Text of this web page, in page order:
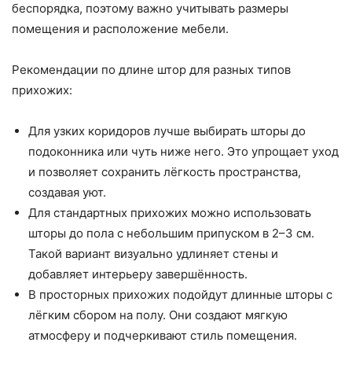
беспорядка, поэтому важно учитывать размеры
помещения и расположение мебели.
Рекомендации по длине штор для разных типов
прихожих:
Для узких коридоров лучше выбирать шторы до
подоконника или чуть ниже него. Это упрощает уход
и позволяет сохранить лёгкость пространства,
создавая уют.
Для стандартных прихожих можно использовать
шторы до пола с небольшим припуском в 2–3 см.
Такой вариант визуально удлиняет стены и
добавляет интерьеру завершённость.
В просторных прихожих подойдут длинные шторы с
лёгким сбором на полу. Они создают мягкую
атмосферу и подчеркивают стиль помещения.